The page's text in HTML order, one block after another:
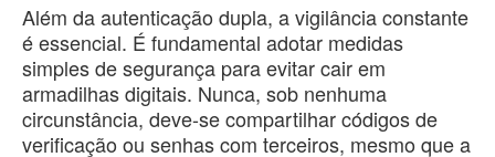
​Além da autenticação dupla, a vigilância constante
é essencial. É fundamental adotar medidas
simples de segurança para evitar cair em
armadilhas digitais. Nunca, sob nenhuma
circunstância, deve-se compartilhar códigos de
verificação ou senhas com terceiros, mesmo que a